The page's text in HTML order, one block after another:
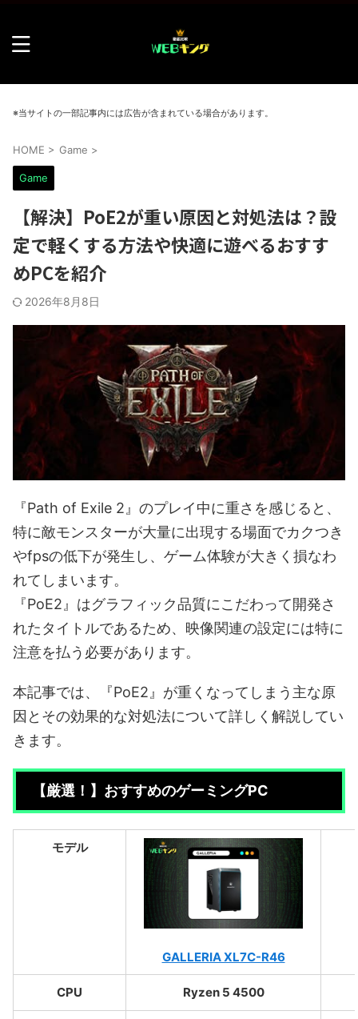
※当サイトの一部記事内には広告が含まれている場合があります。
HOME > Game >
Game
【解決】PoE2が重い原因と対処法は？設
定で軽くする方法や快適に遊べるおすす
めPCを紹介
2026年8月8日
『Path of Exile 2』のプレイ中に重さを感じると、
特に敵モンスターが大量に出現する場面でカクつき
やfpsの低下が発生し、ゲーム体験が大きく損なわ
れてしまいます。
『PoE2』はグラフィック品質にこだわって開発さ
れたタイトルであるため、映像関連の設定には特に
注意を払う必要があります。
本記事では、『PoE2』が重くなってしまう主な原
因とその効果的な対処法について詳しく解説してい
きます。
【厳選！】おすすめのゲーミングPC
モデル
GALLERIA XL7C-R46
CPU Ryzen 5 4500